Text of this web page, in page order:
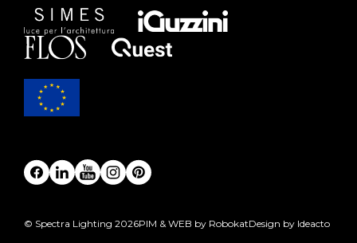
© Spectra Lighting 2026PIM & WEB by RobokatDesign by Ideacto